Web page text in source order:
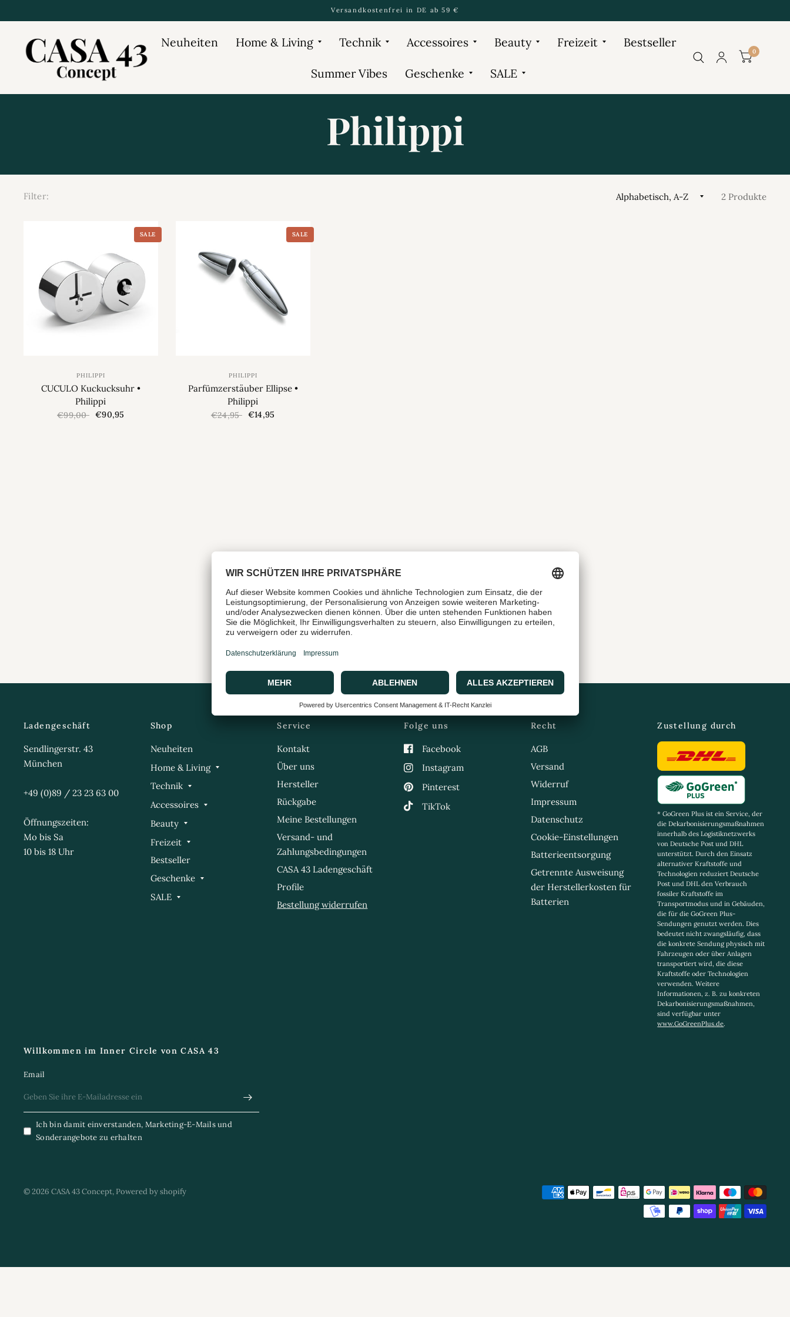
Versandkostenfrei in DE ab 59 €
Neuheiten Home & Living Technik Accessoires Beauty Freizeit Bestseller
Summer Vibes Geschenke SALE
0
Philippi
Filter: 2 Produkte
SALE
PHILIPPI
CUCULO Kuckucksuhr •
Philippi
€99,00 €90,95
SALE
PHILIPPI
Parfümzerstäuber Ellipse •
Philippi
€24,95 €14,95
Ladengeschäft
Sendlingerstr. 43
München
+49 (0)89 / 23 23 63 00
Öffnungszeiten:
Mo bis Sa
10 bis 18 Uhr
Shop
Neuheiten
Home & Living
Technik
Accessoires
Beauty
Freizeit
Bestseller
Geschenke
SALE
Service
Kontakt
Über uns
Hersteller
Rückgabe
Meine Bestellungen
Versand- und
Zahlungsbedingungen
CASA 43 Ladengeschäft
Profile
Bestellung widerrufen
Folge uns
Facebook
Instagram
Pinterest
TikTok
Recht
AGB
Versand
Widerruf
Impressum
Datenschutz
Cookie-Einstellungen
Batterieentsorgung
Getrennte Ausweisung
der Herstellerkosten für
Batterien
Zustellung durch
* GoGreen Plus ist ein Service, der
die Dekarbonisierungsmaßnahmen
innerhalb des Logistiknetzwerks
von Deutsche Post und DHL
unterstützt. Durch den Einsatz
alternativer Kraftstoffe und
Technologien reduziert Deutsche
Post und DHL den Verbrauch
fossiler Kraftstoffe im
Transportmodus und in Gebäuden,
die für die GoGreen Plus-
Sendungen genutzt werden. Dies
bedeutet nicht zwangsläufig, dass
die konkrete Sendung physisch mit
Fahrzeugen oder über Anlagen
transportiert wird, die diese
Kraftstoffe oder Technologien
verwenden. Weitere
Informationen, z. B. zu konkreten
Dekarbonisierungsmaßnahmen,
sind verfügbar unter
www.GoGreenPlus.de.
Willkommen im Inner Circle von CASA 43
Email
Ich bin damit einverstanden, Marketing-E-Mails und
Sonderangebote zu erhalten
© 2026 CASA 43 Concept, Powered by shopify